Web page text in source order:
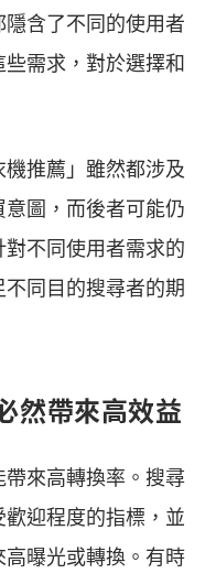
含了不同的使用者
些需求，對於選擇和
推薦」雖然都涉及
圖，而後者可能仍
不同使用者需求的
同目的搜尋者的期
然帶來高效益
來高轉換率。搜尋
迎程度的指標，並
曝光或轉換。有時